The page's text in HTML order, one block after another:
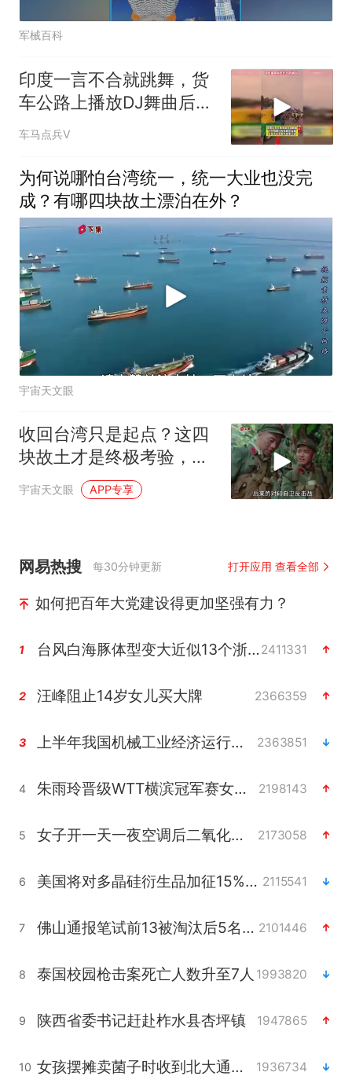
军械百科
印度一言不合就跳舞，货
车公路上播放DJ舞曲后面
的人载歌载舞
车马点兵V
为何说哪怕台湾统一，统一大业也没完
成？有哪四块故土漂泊在外？
宇宙天文眼
收回台湾只是起点？这四
块故土才是终极考验，华
夏版图何时拼全？
宇宙天文眼 APP专享
网易热搜 每30分钟更新 打开应用 查看全部
如何把百年大党建设得更加坚强有力？
1 台风白海豚体型变大近似13个浙江面积2411331
2 汪峰阻止14岁女儿买大牌 2366359
3 上半年我国机械工业经济运行稳中有进 2363851
4 朱雨玲晋级WTT横滨冠军赛女单八强 2198143
5 女子开一天一夜空调后二氧化碳中毒 2173058
6 美国将对多晶硅衍生品加征15%关税 2115541
7 佛山通报笔试前13被淘汰后5名进体检 2101446
8 泰国校园枪击案死亡人数升至7人 1993820
9 陕西省委书记赶赴柞水县杏坪镇 1947865
10 女孩摆摊卖菌子时收到北大通知书 1936734